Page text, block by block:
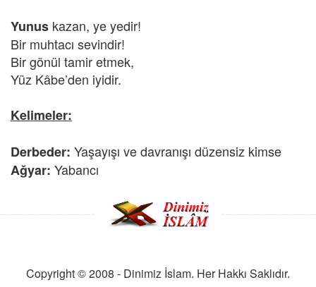
Yunus kazan, ye yedir!
Bir muhtacı sevindir!
Bir gönül tamir etmek,
Yüz Kâbe’den iyidir.
Kelimeler:
Derbeder: Yaşayışı ve davranışı düzensiz kimse
Ağyar: Yabancı
Copyright © 2008 - Dinimiz İslam. Her Hakkı Saklıdır.